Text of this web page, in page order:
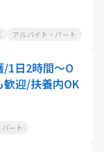
アルバイト・パート
/1日2時間～O
迎/扶養内OK
ート